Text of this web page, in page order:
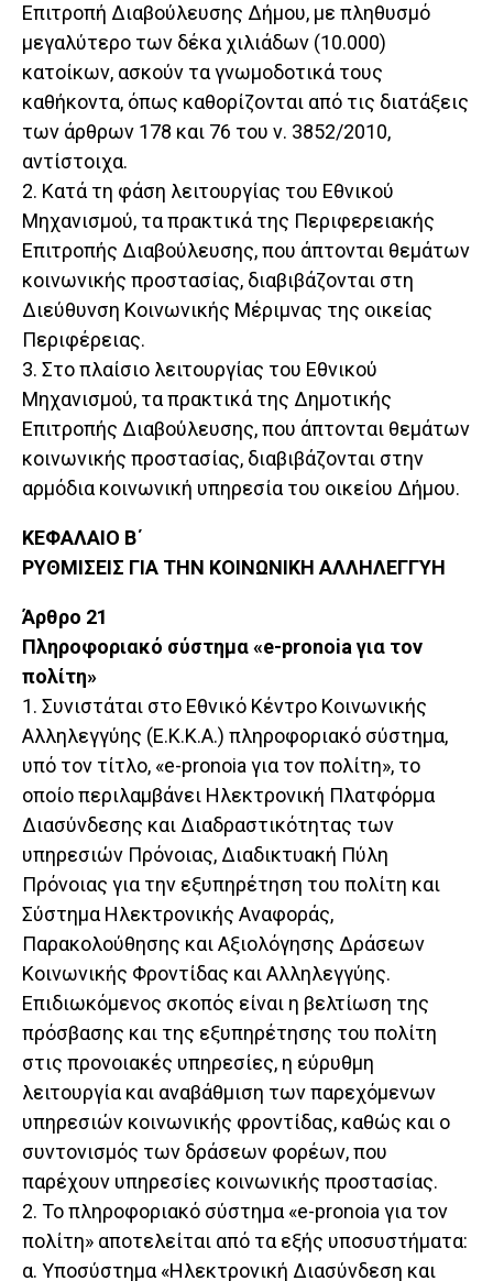
Επιτροπή Διαβούλευσης Δήμου, με πληθυσμό
μεγαλύτερο των δέκα χιλιάδων (10.000)
κατοίκων, ασκούν τα γνωμοδοτικά τους
καθήκοντα, όπως καθορίζονται από τις διατάξεις
των άρθρων 178 και 76 του ν. 3852/2010,
αντίστοιχα.
2. Κατά τη φάση λειτουργίας του Εθνικού
Μηχανισμού, τα πρακτικά της Περιφερειακής
Επιτροπής Διαβούλευσης, που άπτονται θεμάτων
κοινωνικής προστασίας, διαβιβάζονται στη
Διεύθυνση Κοινωνικής Μέριμνας της οικείας
Περιφέρειας.
3. Στο πλαίσιο λειτουργίας του Εθνικού
Μηχανισμού, τα πρακτικά της Δημοτικής
Επιτροπής Διαβούλευσης, που άπτονται θεμάτων
κοινωνικής προστασίας, διαβιβάζονται στην
αρμόδια κοινωνική υπηρεσία του οικείου Δήμου.
ΚΕΦΑΛΑΙΟ Β΄
ΡΥΘΜΙΣΕΙΣ ΓΙΑ ΤΗΝ ΚΟΙΝΩΝΙΚΗ ΑΛΛΗΛΕΓΓΥΗ
Άρθρο 21
Πληροφοριακό σύστημα «e-pronoia για τον
πολίτη»
1. Συνιστάται στο Εθνικό Κέντρο Κοινωνικής
Αλληλεγγύης (Ε.Κ.Κ.Α.) πληροφοριακό σύστημα,
υπό τον τίτλο, «e-pronoia για τον πολίτη», το
οποίο περιλαμβάνει Ηλεκτρονική Πλατφόρμα
Διασύνδεσης και Διαδραστικότητας των
υπηρεσιών Πρόνοιας, Διαδικτυακή Πύλη
Πρόνοιας για την εξυπηρέτηση του πολίτη και
Σύστημα Ηλεκτρονικής Αναφοράς,
Παρακολούθησης και Αξιολόγησης Δράσεων
Κοινωνικής Φροντίδας και Αλληλεγγύης.
Επιδιωκόμενος σκοπός είναι η βελτίωση της
πρόσβασης και της εξυπηρέτησης του πολίτη
στις προνοιακές υπηρεσίες, η εύρυθμη
λειτουργία και αναβάθμιση των παρεχόμενων
υπηρεσιών κοινωνικής φροντίδας, καθώς και ο
συντονισμός των δράσεων φορέων, που
παρέχουν υπηρεσίες κοινωνικής προστασίας.
2. Το πληροφοριακό σύστημα «e-pronoia για τον
πολίτη» αποτελείται από τα εξής υποσυστήματα:
α. Υποσύστημα «Ηλεκτρονική Διασύνδεση και